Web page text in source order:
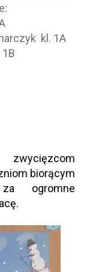
kl. 1A
zwycięzcom
biorącym
ogromne